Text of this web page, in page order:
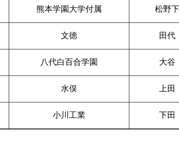
熊本学園大学付属 松野下
文徳 田代
八代白百合学園 大谷
水俣 上田
小川工業 下田